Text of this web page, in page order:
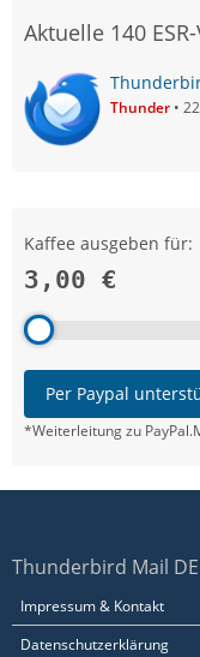
Aktuelle 140
Thunder
Kaffee ausgeben für:
3,00 €
Per Paypal
*Weiterleitung zu
Thunderbird Mail DE
Impressum & Kontakt
Datenschutzerklärung